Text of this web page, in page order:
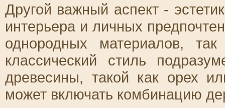
Другой важный аспект -
интерьера и личных
однородных материалов,
классический стиль
древесины, такой как орех
может включать комбинацию